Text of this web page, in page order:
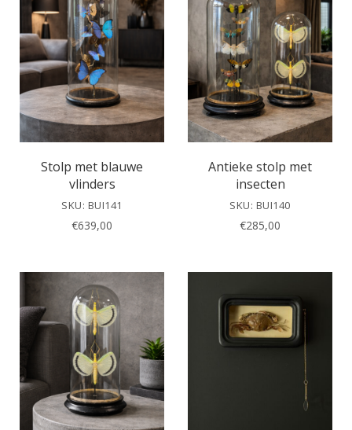
Stolp met blauwe
vlinders
SKU: BUI141
€639,00
Antieke stolp met
insecten
SKU: BUI140
€285,00